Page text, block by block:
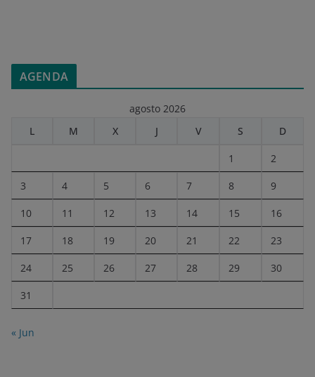
AGENDA
agosto 2026
L
M X J V S D
1 2
3 4 5 6 7 8 9
10 11 12 13 14 15 16
17 18 19 20 21 22 23
24 25 26 27 28 29 30
31
« Jun